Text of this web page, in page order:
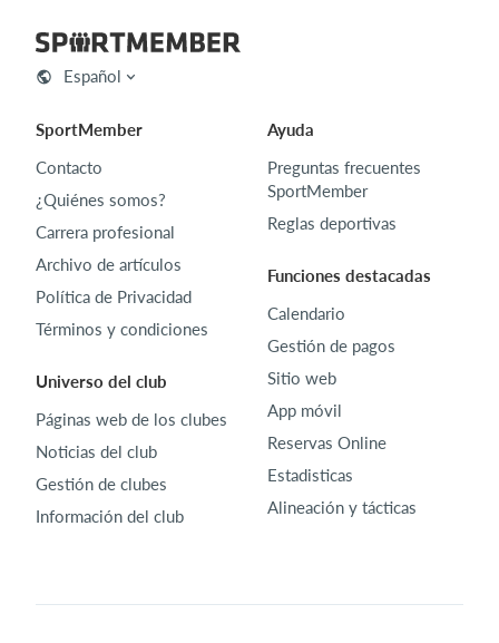
Español
SportMember
Contacto
¿Quiénes somos?
Carrera profesional
Archivo de artículos
Política de Privacidad
Términos y condiciones
Universo del club
Páginas web de los clubes
Noticias del club
Gestión de clubes
Información del club
Ayuda
Preguntas frecuentes
SportMember
Reglas deportivas
Funciones destacadas
Calendario
Gestión de pagos
Sitio web
App móvil
Reservas Online
Estadisticas
Alineación y tácticas